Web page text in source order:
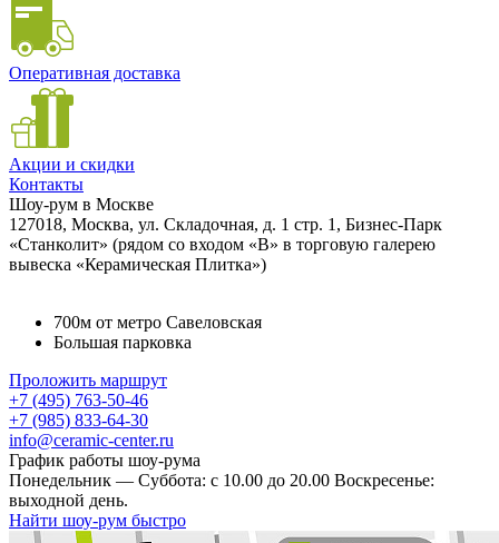
Оперативная доставка
Акции и скидки
Контакты
Шоу-рум в Москве
127018, Москва, ул. Складочная, д. 1 стр. 1, Бизнес-Парк
«Станколит» (рядом со входом «B» в торговую галерею
вывеска «Керамическая Плитка»)
700м от метро Савеловская
Большая парковка
Проложить маршрут
+7 (495) 763-50-46
+7 (985) 833-64-30
info@ceramic-center.ru
График работы шоу-рума
Понедельник — Суббота: с 10.00 до 20.00 Воскресенье:
выходной день.
Найти шоу-рум быстро